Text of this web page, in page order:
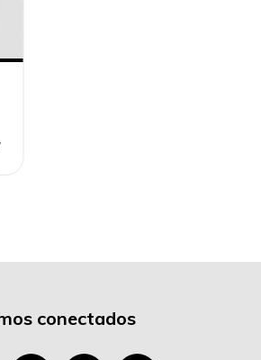
conectados